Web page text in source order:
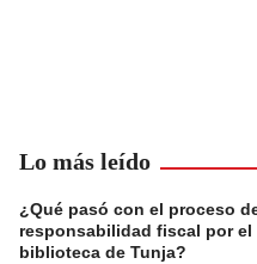
Lo más leído
¿Qué pasó con el proceso
responsabilidad fiscal por el
biblioteca de Tunja?